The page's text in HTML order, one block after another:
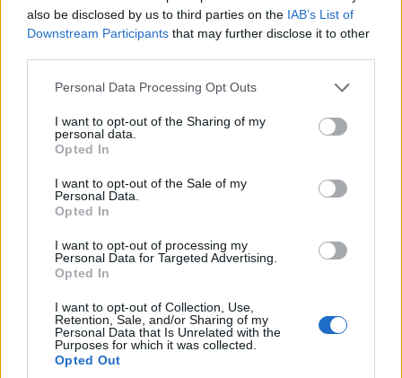
also be disclosed by us to third parties on the IAB’s List of
Downstream Participants that may further disclose it to other
Please note that this website/app uses one or more Google
not limited to your visit or usage behaviour. You may click to
grant or deny consent to Google and its third-party tags to
use your data for below specified purposes in below Google
consent section.
Personal Data Processing Opt Outs
I want to opt-out of the Sharing of my
personal data.
Opted In
I want to opt-out of the Sale of my
Personal Data.
Opted In
I want to opt-out of processing my
Personal Data for Targeted Advertising.
Opted In
I want to opt-out of Collection, Use,
Retention, Sale, and/or Sharing of my
Personal Data that Is Unrelated with the
Purposes for which it was collected.
Opted Out
ΣΥΛΛΟΓΟΙ
Ακρινή Κοζάνης: Έκαναν το ποντιακό σιρόν
γλυκό, και κέρδισαν το A’ βραβείο